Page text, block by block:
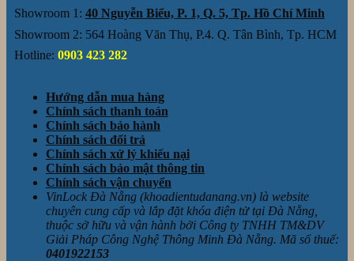
Showroom 1: 40 Nguyễn Biểu, P. 1, Q. 5, Tp. Hồ Chí Minh
Showroom 2: 564 Hoàng Văn Thụ, P.4. Q. Tân Bình, Tp. HCM
Hotline: 0903 423 282
Hướng dẫn mua hàng
Chính sách thanh toán
Chính sách bảo hành
Chính sách đổi trả
Chính sách xử lý khiếu nại
Chính sách bảo mật thông tin
Chính sách vận chuyển
VinLock Đà Nẵng (khoadientudanang.vn) là website
chuyên cung cấp và lắp đặt khóa điện tử tại Đà Nẵng,
thuộc sở hữu và vận hành bởi Công ty TNHH TM&DV
Giải Pháp Công Nghệ Thông Minh Đà Nẵng. Mã số thuế:
0401922153